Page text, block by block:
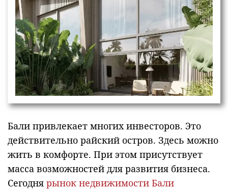
Бали привлекает многих инвесторов. Это
действительно райский остров. Здесь можно
жить в комфорте. При этом присутствует
масса возможностей для развития бизнеса.
Сегодня рынок недвижимости Бали